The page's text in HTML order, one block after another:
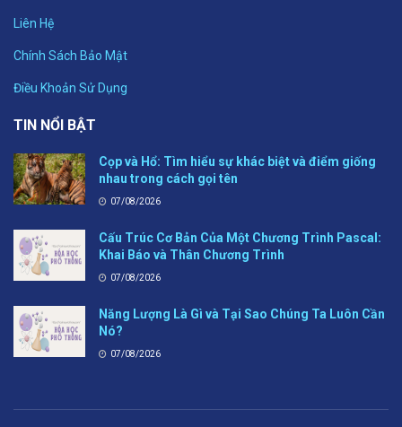
Liên Hệ
Chính Sách Bảo Mật
Điều Khoản Sử Dụng
TIN NỔI BẬT
Cọp và Hổ: Tìm hiểu sự khác biệt và điểm giống
nhau trong cách gọi tên
07/08/2026
Cấu Trúc Cơ Bản Của Một Chương Trình Pascal:
Khai Báo và Thân Chương Trình
07/08/2026
Năng Lượng Là Gì và Tại Sao Chúng Ta Luôn Cần
Nó?
07/08/2026